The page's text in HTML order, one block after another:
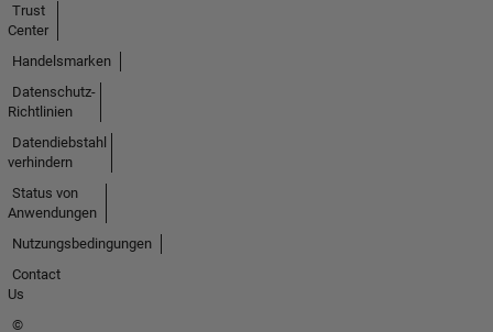
Trust
Center
Handelsmarken
Datenschutz-
Richtlinien
Datendiebstahl
verhindern
Status von
Anwendungen
Nutzungsbedingungen
Contact
Us
©